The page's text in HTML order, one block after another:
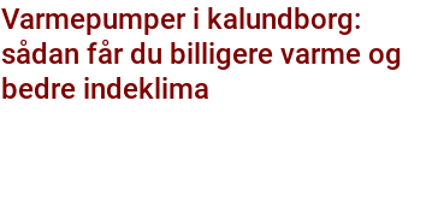
Varmepumper i kalundborg:
sådan får du billigere varme og
bedre indeklima